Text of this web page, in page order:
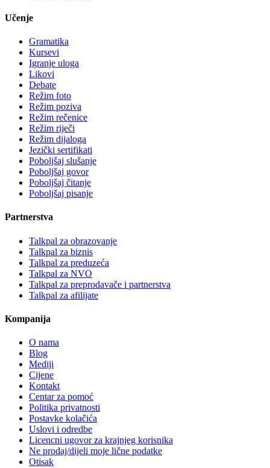
Učenje
Gramatika
Kursevi
Igranje uloga
Likovi
Debate
Režim foto
Režim poziva
Režim rečenice
Režim riječi
Režim dijaloga
Jezički sertifikati
Poboljšaj slušanje
Poboljšaj govor
Poboljšaj čitanje
Poboljšaj pisanje
Partnerstva
Talkpal za obrazovanje
Talkpal za biznis
Talkpal za preduzeća
Talkpal za NVO
Talkpal za preprodavače i partnerstva
Talkpal za afilijate
Kompanija
O nama
Blog
Mediji
Cijene
Kontakt
Centar za pomoć
Politika privatnosti
Postavke kolačića
Uslovi i odredbe
Licencni ugovor za krajnjeg korisnika
Ne prodaj/dijeli moje lične podatke
Otisak